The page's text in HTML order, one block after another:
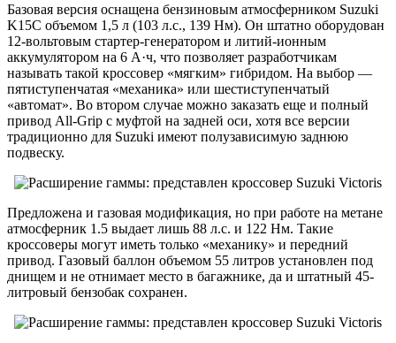
Базовая версия оснащена бензиновым атмосферником Suzuki
K15C объемом 1,5 л (103 л.с., 139 Нм). Он штатно оборудован
12-вольтовым стартер-генератором и литий-ионным
аккумулятором на 6 А·ч, что позволяет разработчикам
называть такой кроссовер «мягким» гибридом. На выбор —
пятиступенчатая «механика» или шестиступенчатый
«автомат». Во втором случае можно заказать еще и полный
привод All-Grip с муфтой на задней оси, хотя все версии
традиционно для Suzuki имеют полузависимую заднюю
подвеску.
Предложена и газовая модификация, но при работе на метане
атмосферник 1.5 выдает лишь 88 л.с. и 122 Нм. Такие
кроссоверы могут иметь только «механику» и передний
привод. Газовый баллон объемом 55 литров установлен под
днищем и не отнимает место в багажнике, да и штатный 45-
литровый бензобак сохранен.